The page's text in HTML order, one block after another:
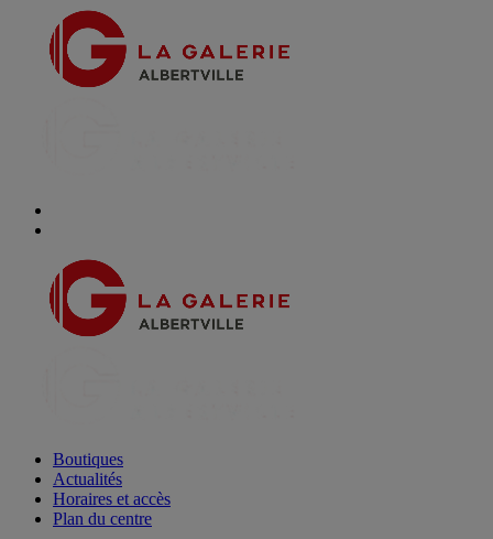
Boutiques
Actualités
Horaires et accès
Plan du centre